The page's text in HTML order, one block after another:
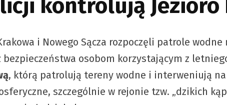
kontrolują Jezioro
i Nowego Sącza rozpoczęli patrole wodne
osobom korzystającym z
, którą patrolują tereny wodne i interweniują
szczególnie w rejonie tzw. „dzikich